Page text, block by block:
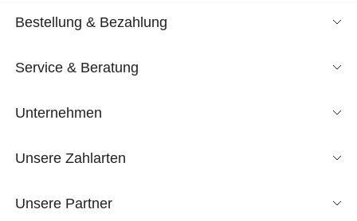
Bestellung & Bezahlung
Service & Beratung
Unternehmen
Unsere Zahlarten
Unsere Partner